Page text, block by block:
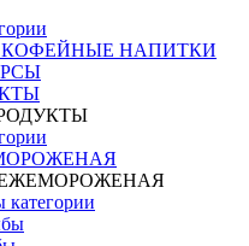
НАПИТКИ
категории